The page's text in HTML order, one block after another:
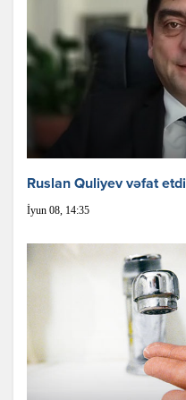
Ruslan Quliyev vəfat etdi
İyun 08, 14:35